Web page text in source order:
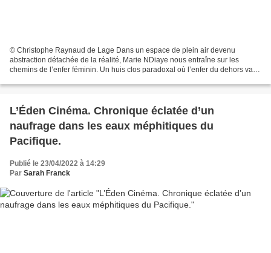
© Christophe Raynaud de Lage Dans un espace de plein air devenu
abstraction détachée de la réalité, Marie NDiaye nous entraîne sur les
chemins de l’enfer féminin. Un huis clos paradoxal où l’enfer du dehors vaut
L’Éden Cinéma. Chronique éclatée d’un
naufrage dans les eaux méphitiques du
Pacifique.
Publié le 23/04/2022 à 14:29
Par Sarah Franck